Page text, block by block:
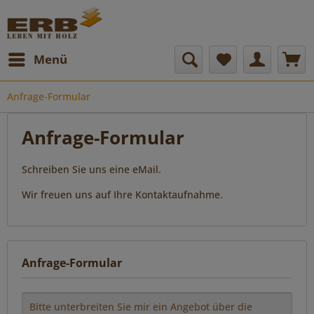
Menü
Anfrage-Formular
Anfrage-Formular
Schreiben Sie uns eine eMail.
Wir freuen uns auf Ihre Kontaktaufnahme.
Anfrage-Formular